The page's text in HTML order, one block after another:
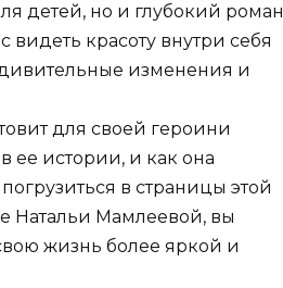
детей, но и глубокий роман
видеть красоту внутри себя
изменения и
для своей героини
ее истории, и как она
в страницы этой
Натальи Мамлеевой, вы
жизнь более яркой и